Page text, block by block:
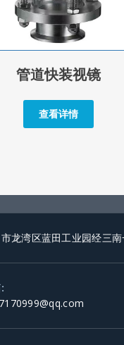
管道快装视镜
查看详情
龙湾区蓝田工业园经三